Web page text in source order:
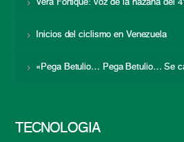
Vera Fortique: voz de la hazaña del
Inicios del ciclismo en Venezuela
«Pega Betulio… Pega Betulio… Se
TECNOLOGÍA